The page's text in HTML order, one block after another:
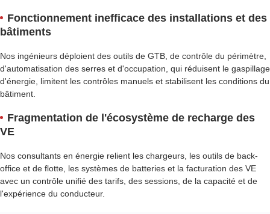
Fonctionnement inefficace des installations et des
bâtiments
Nos ingénieurs déploient des outils de GTB, de contrôle du périmètre,
d'automatisation des serres et d'occupation, qui réduisent le gaspillage
d'énergie, limitent les contrôles manuels et stabilisent les conditions du
bâtiment.
Fragmentation de l'écosystème de recharge des
VE
Nos consultants en énergie relient les chargeurs, les outils de back-
office et de flotte, les systèmes de batteries et la facturation des VE
avec un contrôle unifié des tarifs, des sessions, de la capacité et de
l'expérience du conducteur.